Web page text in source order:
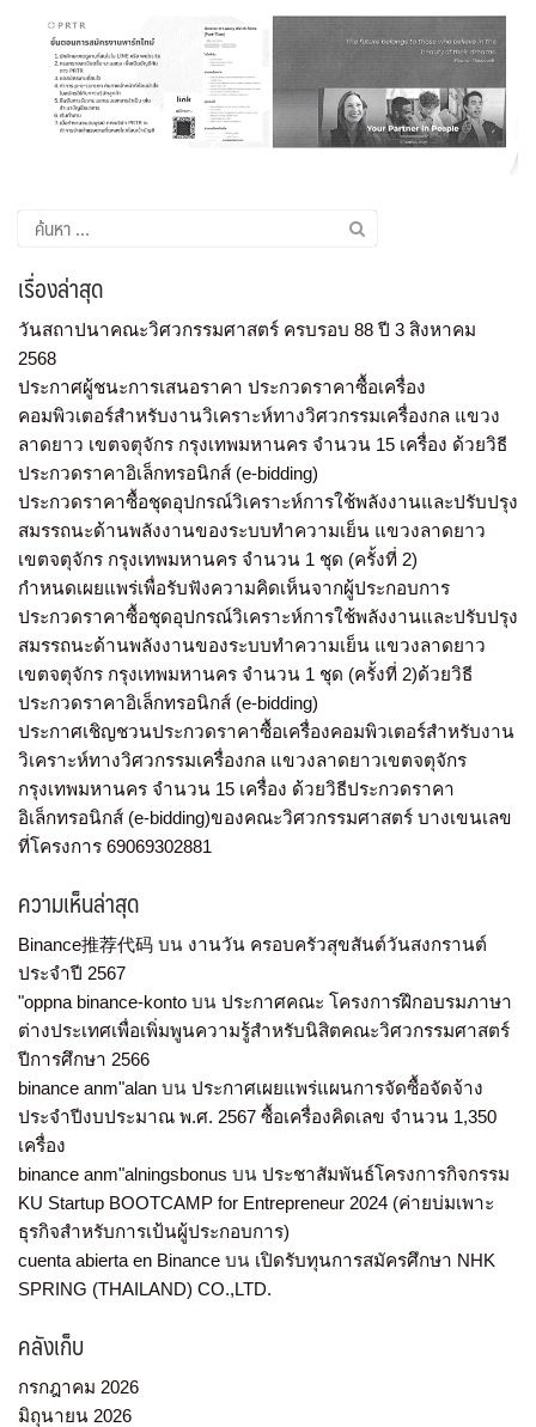
เรื่องล่าสุด
วันสถาปนาคณะวิศวกรรมศาสตร์ ครบรอบ 88 ปี 3 สิงหาคม
2568
ประกาศผู้ชนะการเสนอราคา ประกวดราคาซื้อเครื่อง
คอมพิวเตอร์สำหรับงานวิเคราะห์ทางวิศวกรรมเครื่องกล แขวง
ลาดยาว เขตจตุจักร กรุงเทพมหานคร จำนวน 15 เครื่อง ด้วยวิธี
ประกวดราคาอิเล็กทรอนิกส์ (e-bidding)
ประกวดราคาซื้อชุดอุปกรณ์วิเคราะห์การใช้พลังงานและปรับปรุง
สมรรถนะด้านพลังงานของระบบทำความเย็น แขวงลาดยาว
เขตจตุจักร กรุงเทพมหานคร จำนวน 1 ชุด (ครั้งที่ 2)
กำหนดเผยแพร่เพื่อรับฟังความคิดเห็นจากผู้ประกอบการ
ประกวดราคาซื้อชุดอุปกรณ์วิเคราะห์การใช้พลังงานและปรับปรุง
สมรรถนะด้านพลังงานของระบบทำความเย็น แขวงลาดยาว
เขตจตุจักร กรุงเทพมหานคร จำนวน 1 ชุด (ครั้งที่ 2)ด้วยวิธี
ประกวดราคาอิเล็กทรอนิกส์ (e-bidding)
ประกาศเชิญชวนประกวดราคาซื้อเครื่องคอมพิวเตอร์สำหรับงาน
วิเคราะห์ทางวิศวกรรมเครื่องกล แขวงลาดยาวเขตจตุจักร
กรุงเทพมหานคร จำนวน 15 เครื่อง ด้วยวิธีประกวดราคา
อิเล็กทรอนิกส์ (e-bidding)ของคณะวิศวกรรมศาสตร์ บางเขนเลข
ที่โครงการ 69069302881
ความเห็นล่าสุด
Binance推荐代码 บน งานวัน ครอบครัวสุขสันต์วันสงกรานต์
ประจำปี 2567
"oppna binance-konto บน ประกาศคณะ โครงการฝึกอบรมภาษา
ต่างประเทศเพื่อเพิ่มพูนความรู้สำหรับนิสิตคณะวิศวกรรมศาสตร์
ปีการศึกษา 2566
binance anm"alan บน ประกาศเผยแพร่แผนการจัดซื้อจัดจ้าง
ประจำปีงบประมาณ พ.ศ. 2567 ซื้อเครื่องคิดเลข จำนวน 1,350
เครื่อง
binance anm"alningsbonus บน ประชาสัมพันธ์โครงการกิจกรรม
KU Startup BOOTCAMP for Entrepreneur 2024 (ค่ายบ่มเพาะ
ธุรกิจสำหรับการเป้นผู้ประกอบการ)
cuenta abierta en Binance บน เปิดรับทุนการสมัครศึกษา NHK
SPRING (THAILAND) CO.,LTD.
คลังเก็บ
กรกฎาคม 2026
มิถุนายน 2026